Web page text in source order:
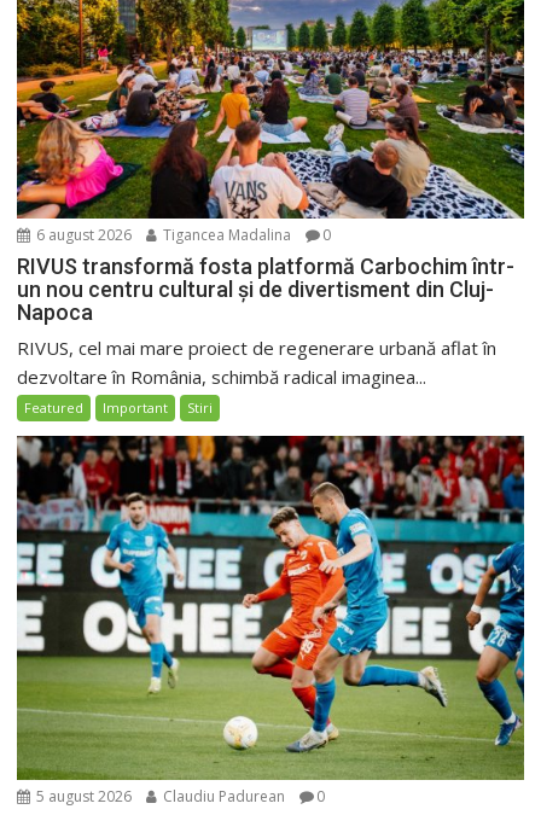
6 august 2026 Tigancea Madalina 0
RIVUS transformă fosta platformă Carbochim într-
un nou centru cultural și de divertisment din Cluj-
Napoca
RIVUS, cel mai mare proiect de regenerare urbană aflat în
dezvoltare în România, schimbă radical imaginea...
Featured Important Stiri
5 august 2026 Claudiu Padurean 0